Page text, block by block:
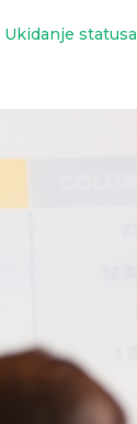
Ukidanje statusa